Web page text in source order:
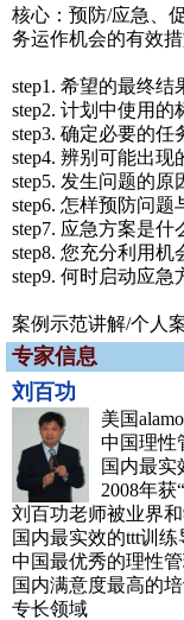
核心：预防/应急、
务运作机会的有效
step1. 希望的最终结
step2. 计划中使用的
step3. 确定必要的任
step4. 辨别可能出现
step5. 发生问题的原
step6. 怎样预防问题
step7. 应急方案是什
step8. 您充分利用机
step9. 何时启动应急
案例示范讲解/个人
专家信息
刘百功
美国
中国理性
国内最实
2008年
刘百功老师被业界
国内最实效的ttt训练
中国最优秀的理性
国内满意度最高的
专长领域